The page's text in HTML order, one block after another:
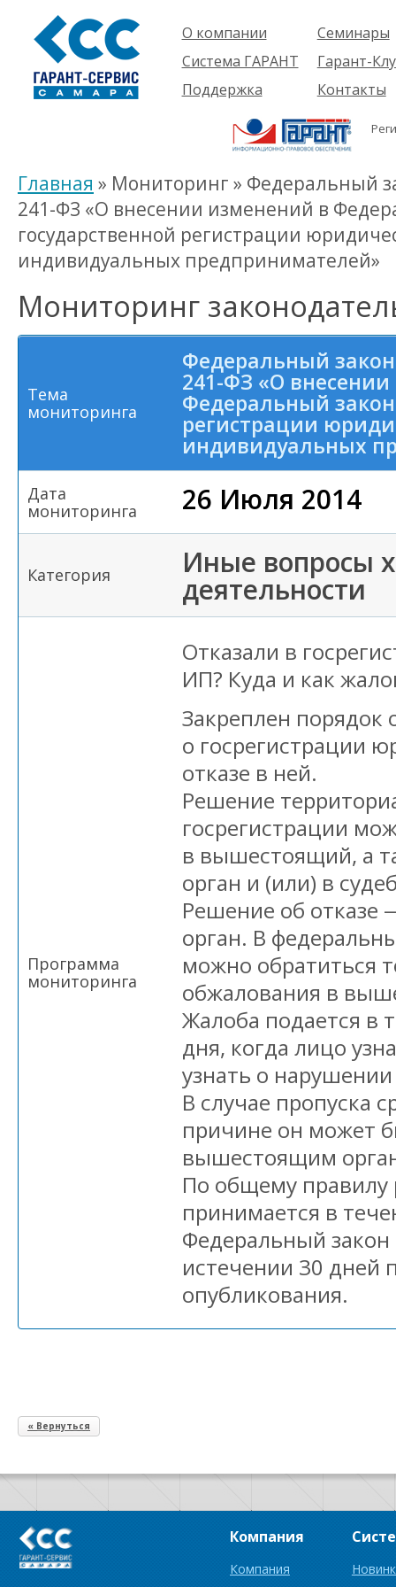
О компании
Компания
Проекты
Партнеры
Вакансии
Реквизиты
Информация
Система ГАРАНТ
О системе
решения
Комплекты
История
Поддержка
Пользователям
Будущим
пользователям
Семинары
Об услуге
семинары
Гарант-
Контакты
Главная » Мониторинг » Федеральный
241-ФЗ «О внесении изменений в
государственной регистрации
индивидуальных предпринимателей»
Мониторинг
Тема
мониторинга
Федеральный
241-ФЗ «О
Федеральный
регистрации
индивидуальных
Дата
мониторинга
26 Июля 2014
Категория Иные вопросы
деятельности
Программа
мониторинга
Отказали в
ИП? Куда и как
Закреплен
о госрегистрации
отказе в ней.
Решение
госрегистрации
в вышестоящий, а
орган и (или) в
Решение об
орган. В
можно обратиться
обжалования в
Жалоба подается в
дня, когда лицо
узнать о
В случае пропуска
причине он может
вышестоящим
По общему
принимается в
Федеральный закон
истечении 30 дней
опубликования.
« Вернуться
Компания
Компания